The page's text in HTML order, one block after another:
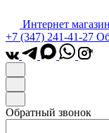
Интернет магазин
+7 (347) 241-41-27
*
Обратный звонок